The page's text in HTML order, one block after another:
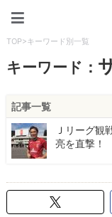
TOP>キーワード別一覧
キーワード：
記事一覧
Ｊリーグ観
亮を直撃！